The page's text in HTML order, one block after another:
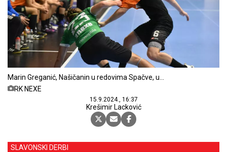
Marin Greganić, Našičanin u redovima Spačve, u
borbi s Juretom Dolenecom slovenskim
reprezentativcem u redovima NEXE-a
RK NEXE
15.9.2024., 16:37
Krešimir Lacković
SLAVONSKI DERBI